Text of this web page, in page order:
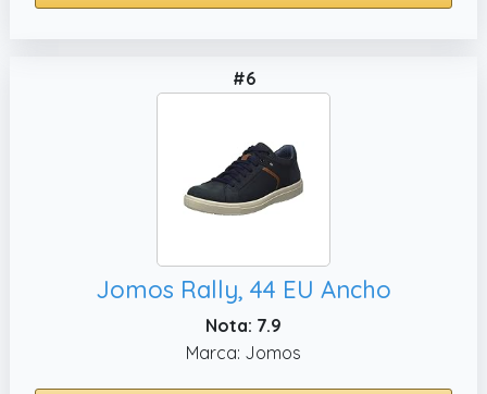
#6
Jomos Rally, 44 EU Ancho
Nota: 7.9
Marca: Jomos